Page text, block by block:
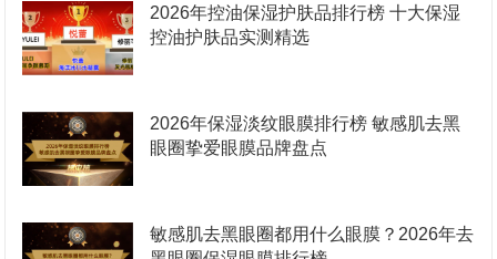
2026年控油保湿护肤品排行榜 十大保湿
控油护肤品实测精选
2026年保湿淡纹眼膜排行榜 敏感肌去黑
眼圈挚爱眼膜品牌盘点
敏感肌去黑眼圈都用什么眼膜？2026年去